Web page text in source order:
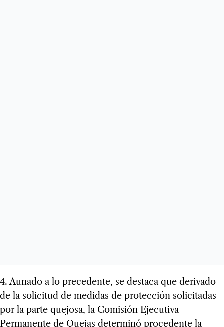
4. Aunado a lo precedente, se destaca que derivado
de la solicitud de medidas de protección solicitadas
por la parte quejosa, la Comisión Ejecutiva
Permanente de Quejas determinó procedente la